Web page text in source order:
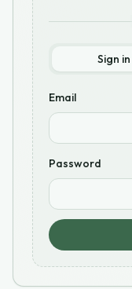
Sign in
Email
Password